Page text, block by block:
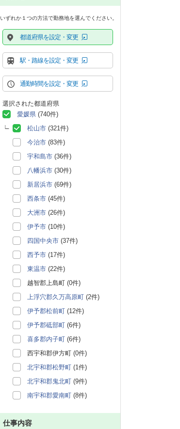
いずれか１つの方法で勤務地を選んでください。
都道府県を設定・変更
駅・路線を設定・変更
通勤時間を設定・変更
選択された都道府県
愛媛県 (740件)
松山市 (321件)
今治市 (83件)
宇和島市 (36件)
八幡浜市 (30件)
新居浜市 (69件)
西条市 (45件)
大洲市 (26件)
伊予市 (10件)
四国中央市 (37件)
西予市 (17件)
東温市 (22件)
越智郡上島町 (0件)
上浮穴郡久万高原町 (2件)
伊予郡松前町 (12件)
伊予郡砥部町 (6件)
喜多郡内子町 (6件)
西宇和郡伊方町 (0件)
北宇和郡松野町 (1件)
北宇和郡鬼北町 (9件)
南宇和郡愛南町 (8件)
仕事内容